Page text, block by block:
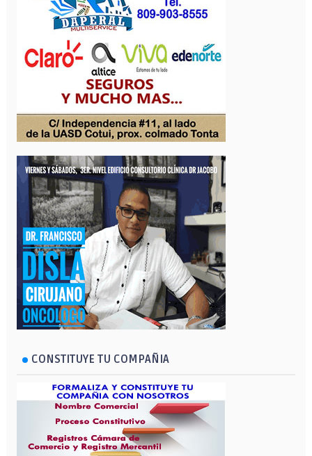
CONSTITUYE TU COMPAÑIA